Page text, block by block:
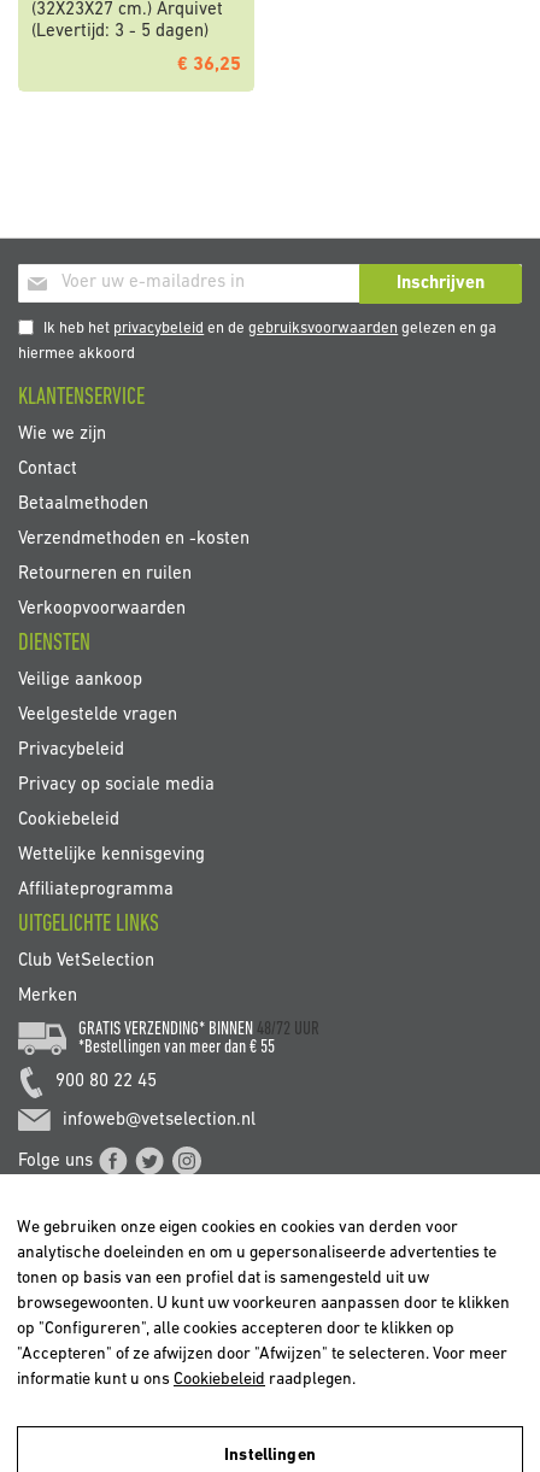
(32X23X27 cm.) Arquivet
(Levertijd: 3 - 5 dagen)
€ 36,25
Abonneer
u
op
onze
Inschrijven
Ik heb het privacybeleid en degebruiksvoorwaarden gelezen en ga
hiermee akkoord
KLANTENSERVICE
Wie we zijn
Contact
Betaalmethoden
Verzendmethoden en -kosten
Retourneren en ruilen
Verkoopvoorwaarden
DIENSTEN
Veilige aankoop
Veelgestelde vragen
Privacybeleid
Privacy op sociale media
Cookiebeleid
Wettelijke kennisgeving
Affiliateprogramma
UITGELICHTE LINKS
Club VetSelection
Merken
GRATIS VERZENDING* BINNEN 48/72 UUR
*Bestellingen van meer dan € 55
900 80 22 45
infoweb@vetselection.nl
Folge uns
BELGIË / BELGIQUE
DEUTSCHLAND
ESPAÑA
ITALIA
We gebruiken onze eigen cookies en cookies van derden voor
analytische doeleinden en om u gepersonaliseerde advertenties te
tonen op basis van een profiel dat is samengesteld uit uw
browsegewoonten. U kunt uw voorkeuren aanpassen door te klikken
op "Configureren", alle cookies accepteren door te klikken op
"Accepteren" of ze afwijzen door "Afwijzen" te selecteren. Voor meer
informatie kunt u ons Cookiebeleid raadplegen.
Instellingen